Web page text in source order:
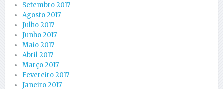
Setembro 2017
Agosto 2017
Julho 2017
Junho 2017
Maio 2017
Abril 2017
Março 2017
Fevereiro 2017
Janeiro 2017